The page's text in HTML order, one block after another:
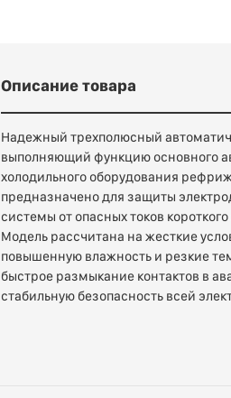
Описание товара
Надежный трехполюсный
выполняющий функцию основного
холодильного оборудования
предназначено для защиты
системы от опасных токов
Модель рассчитана на жесткие
повышенную влажность и резкие
быстрое размыкание контактов в
стабильную безопасность всей